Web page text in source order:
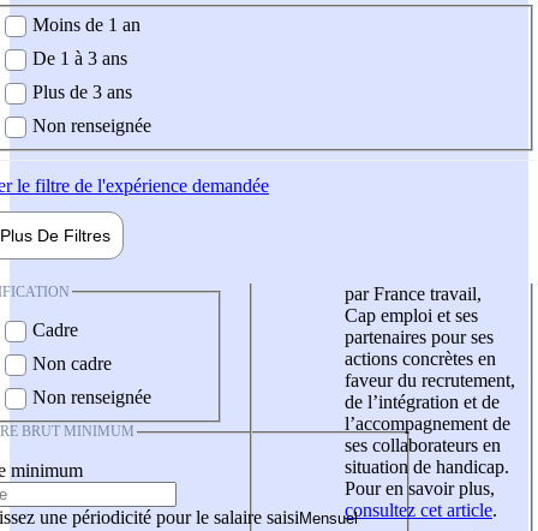
demandée
Moins de 1 an
De 1 à 3 ans
Plus de 3 ans
Non renseignée
le filtre de l'expérience demandée
Plus De Filtres
Cadre
Non cadre
Non renseignée
BRUT MINIMUM
minimum
une périodicité pour le salaire saisi
par France travail,
Cap emploi et ses
partenaires pour ses
actions concrètes en
faveur du recrutement,
de l’intégration et de
l’accompagnement de
ses collaborateurs en
situation de handicap.
Pour en savoir plus,
consultez cet article.